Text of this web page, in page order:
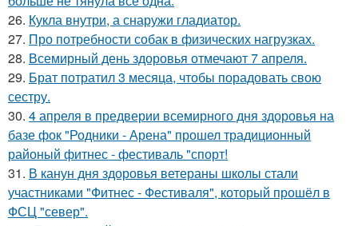
26. Кукла внутри, а снаружи гладиатор.
27. Про потребности собак в физических нагрузках.
28. Всемирный день здоровья отмечают 7 апреля.
29. Брат потратил 3 месяца, чтобы порадовать свою
сестру.
30. 4 апреля в предверии всемирного дня здоровья на
базе фок "Родники - Арена" прошел традиционный
районый фитнес - фестиваль "спорт!
31. В канун дня здоровья ветераны школы стали
участниками "Фитнес - Фестиваля", который прошёл в
ФСЦ "север".